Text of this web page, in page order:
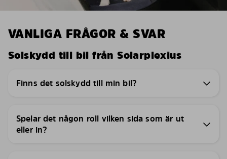
VANLIGA FRÅGOR & SVAR
Solskydd till bil från Solarplexius
Finns det solskydd till min bil?
Spelar det någon roll vilken sida som är ut
eller in?